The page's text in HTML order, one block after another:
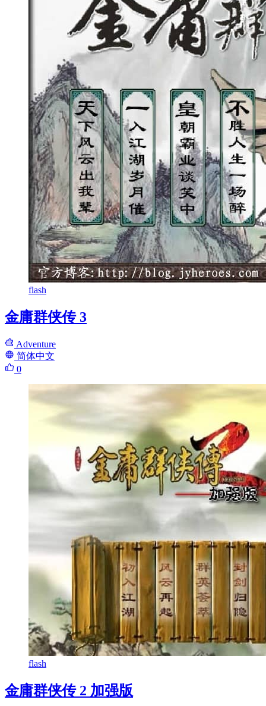
flash
金庸群侠传 3
Adventure
简体中文
0
flash
金庸群侠传 2 加强版